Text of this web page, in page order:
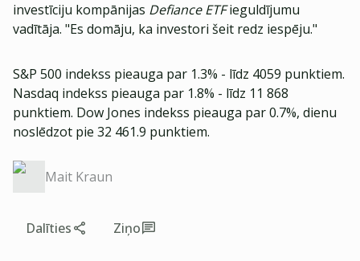
investīciju kompānijas Defiance ETFieguldījumu
vadītāja. "Es domāju, ka investori šeit redz iespēju."
S&P 500 indekss pieauga par 1.3% - līdz 4059 punktiem.
Nasdaq indekss pieauga par 1.8% - līdz 11 868
punktiem. Dow Jones indekss pieauga par 0.7%, dienu
noslēdzot pie 32 461.9 punktiem.
Mait Kraun
Dalīties Ziņo